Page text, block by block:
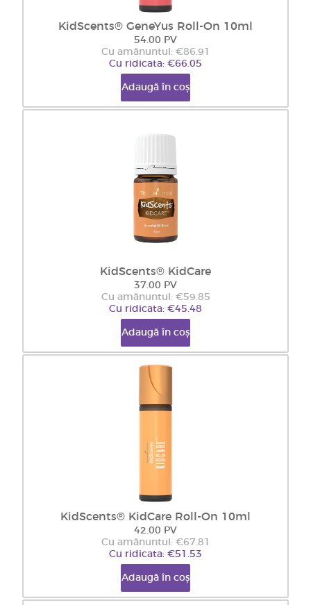
KidScents® GeneYus Roll-On 10ml
54.00 PV
Cu amănuntul: €86.91
Cu ridicata: €66.05
Adaugă în coș
KidScents® KidCare
37.00 PV
Cu amănuntul: €59.85
Cu ridicata: €45.48
Adaugă în coș
KidScents® KidCare Roll-On 10ml
42.00 PV
Cu amănuntul: €67.81
Cu ridicata: €51.53
Adaugă în coș